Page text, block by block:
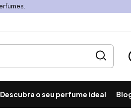
Descubra o seu perfume ideal